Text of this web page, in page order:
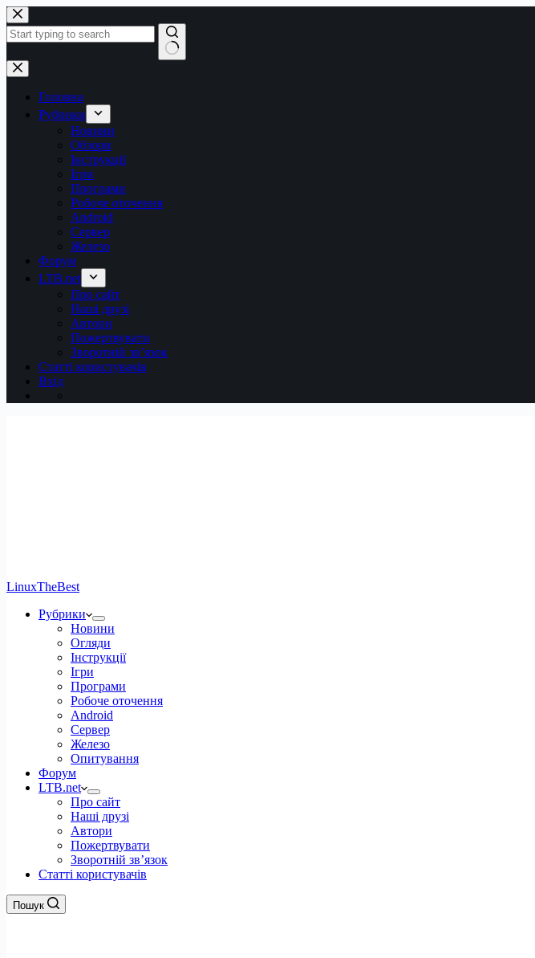
Перейти
до
вмісту
Немає
результатів
Головна
Рубрики
Новини
Обзори
Інструкції
Ігри
Програми
Робоче оточення
Android
Сервер
Железо
Форум
LTB.net
Про сайт
Наші друзі
Автори
Пожертвувати
Зворотній зв’язок
Статті користувачів
Вхід
LinuxTheBest
Рубрики
Новини
Огляди
Інструкції
Ігри
Програми
Робоче оточення
Android
Сервер
Железо
Опитування
Форум
LTB.net
Про сайт
Наші друзі
Автори
Пожертвувати
Зворотній зв’язок
Статті користувачів
Пошук